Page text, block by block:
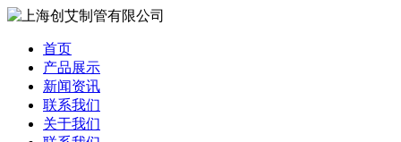
首页
产品展示
新闻资讯
联系我们
关于我们